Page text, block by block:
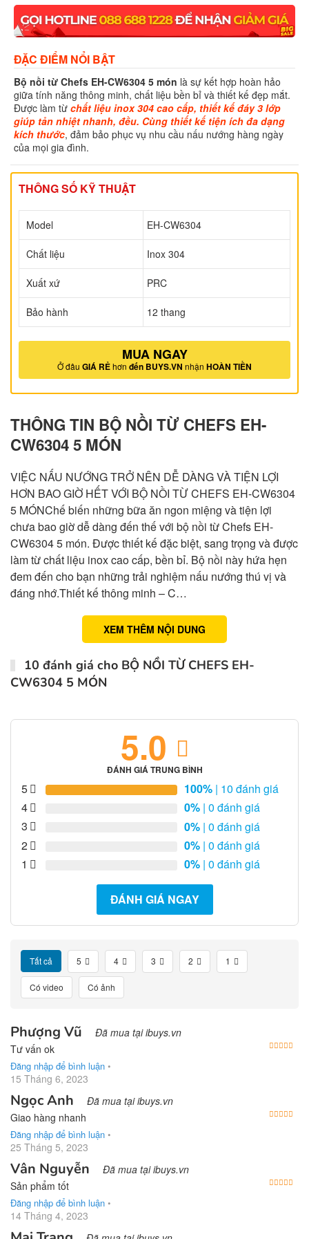
ĐẶC ĐIỂM NỔI BẬT
Bộ nồi từ Chefs EH-CW6304 5 món là sự kết hợp hoàn hảo
giữa tính năng thông minh, chất liệu bền bỉ và thiết kế đẹp mắt.
Được làm từ chất liệu inox 304 cao cấp, thiết kế đáy 3 lớp
giúp tản nhiệt nhanh, đều. Cùng thiết kế tiện ích đa dạng
kích thước, đảm bảo phục vụ nhu cầu nấu nướng hàng ngày
của mọi gia đình.
THÔNG SỐ KỸ THUẬT
Model EH-CW6304
Chất liệu Inox 304
Xuất xứ PRC
Bảo hành 12 thang
MUA NGAY
Ở đâu GIÁ RẺhơn đến BUYS.VN nhận HOÀN TIỀN
THÔNG TIN BỘ NỒI TỪ CHEFS EH-
CW6304 5 MÓN
VIỆC NẤU NƯỚNG TRỞ NÊN DỄ DÀNG VÀ TIỆN LỢI
HƠN BAO GIỜ HẾT VỚI BỘ NỒI TỪ CHEFS EH-CW6304
5 MÓNChế biến những bữa ăn ngon miệng và tiện lợi
chưa bao giờ dễ dàng đến thế với bộ nồi từ Chefs EH-
CW6304 5 món. Được thiết kế đặc biệt, sang trọng và được
làm từ chất liệu inox cao cấp, bền bỉ. Bộ nồi này hứa hẹn
đem đến cho bạn những trải nghiệm nấu nướng thú vị và
đáng nhớ.Thiết kế thông minh – C…
XEM THÊM NỘI DUNG
10 đánh giá cho BỘ NỒI TỪ CHEFS EH-
CW6304 5 MÓN
5.0
ĐÁNH GIÁ TRUNG BÌNH
5 100% | 10 đánh giá
4
0% | 0 đánh giá
3
0% | 0 đánh giá
2
0% | 0 đánh giá
1
0% | 0 đánh giá
ĐÁNH GIÁ NGAY
Tất cả 5 4 3 2 1
Có video Có ảnh
Phượng Vũ Đã mua tại ibuys.vn
Tư vấn ok
Đăng nhập để bình luận •
15 Tháng 6, 2023
Ngọc Anh Đã mua tại ibuys.vn
Giao hàng nhanh
Đăng nhập để bình luận •
25 Tháng 5, 2023
Vân Nguyễn Đã mua tại ibuys.vn
Sản phẩm tốt
Đăng nhập để bình luận •
14 Tháng 4, 2023